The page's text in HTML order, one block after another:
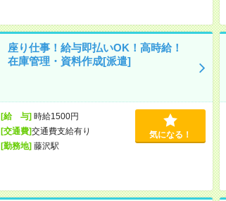
座り仕事！給与即払いOK！高時給！
在庫管理・資料作成[派遣]
[給 与]時給1500円
[交通費]交通費支給有り
[勤務地]藤沢駅
気になる！